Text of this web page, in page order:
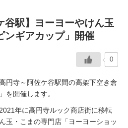
谷駅】ヨーヨーやけん玉
ンギアカップ」開催
0
円寺～阿佐ケ谷駅間の高架下空き倉
を開催します。
年に高円寺ルック商店街に移転
玉・こまの専門店「ヨーヨーショッ